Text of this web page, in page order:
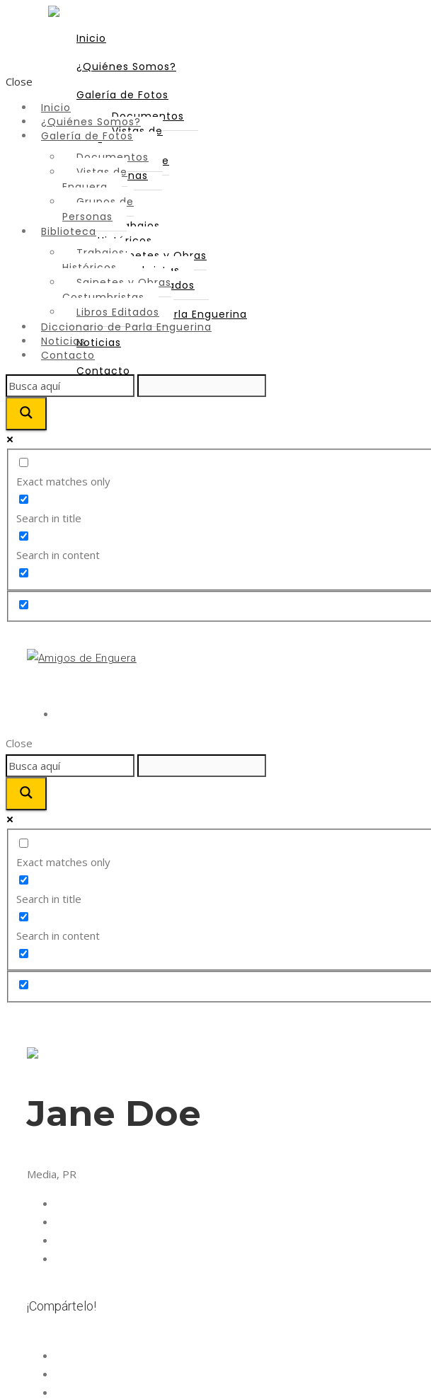
Inicio
¿Quiénes Somos?
Galería de Fotos
Documentos
Vistas de
Enguera
Grupos de
Personas
Biblioteca
Trabajos
Históricos
Sainetes y Obras
Costumbristas
Libros Editados
Diccionario de Parla Enguerina
Noticias
Contacto
Close
Inicio
¿Quiénes Somos?
Galería de Fotos
Documentos
Vistas de
Enguera
Grupos de
Personas
Biblioteca
Trabajos
Históricos
Sainetes y Obras
Costumbristas
Libros Editados
Diccionario de Parla Enguerina
Noticias
Contacto
Exact matches only
Search in title
Search in content
Close
Exact matches only
Search in title
Search in content
Jane Doe
Media, PR
¡Compártelo!